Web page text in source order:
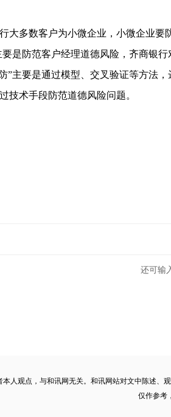
多数客户为小微企业，小微企业要
要是防范客户经理道德风险，齐商银
”主要是通过模型、交叉验证等方法
技术手段防范道德风险问题。
还可输
本人观点，与和讯网无关。和讯网站对文中陈述
仅作参考